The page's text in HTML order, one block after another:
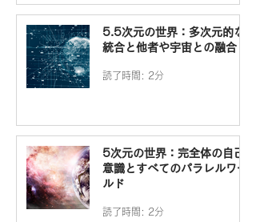
5.5次元の世界：多次元的な
統合と他者や宇宙との融合
読了時間: 2分
5次元の世界：完全体の自己
意識とすべてのパラレルワー
ルド
読了時間: 2分